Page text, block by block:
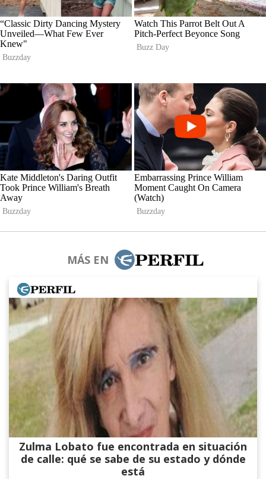
MÁS EN
Zulma Lobato fue encontrada en situación
de calle: qué se sabe de su estado y dónde
está